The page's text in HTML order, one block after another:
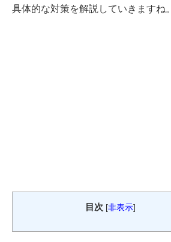
具体的な対策を解説していきますね。
目次 [非表示]